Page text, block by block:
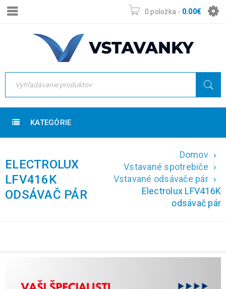
0 položka - 0.00€
KATEGÓRIE
ELECTROLUX
LFV416K
ODSÁVAČ PÁR
Domov ›
Vstavané spotrebiče ›
Vstavané odsávače pár ›
Electrolux LFV416K
odsávač pár